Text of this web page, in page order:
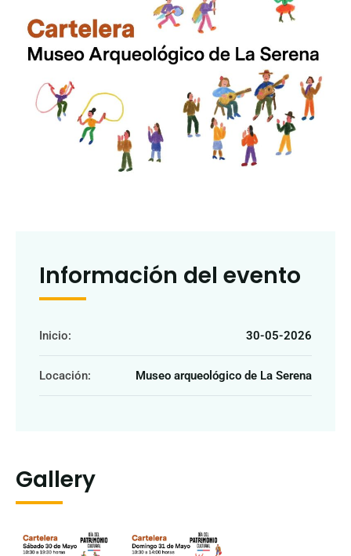
Información del evento
Inicio: 30-05-2026
Locación: Museo arqueológico de La Serena
Gallery